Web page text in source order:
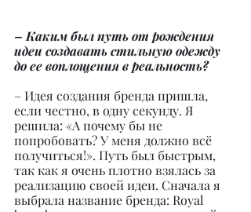
– Каким был путь от рождения
идеи создавать стильную одежду
до ее воплощения в реальность?
– Идея создания бренда пришла,
если честно, в одну секунду. Я
решила: «А почему бы не
попробовать? У меня должно всё
получиться!». Путь был быстрым,
так как я очень плотно взялась за
реализацию своей идеи. Сначала я
выбрала название бренда: Royal